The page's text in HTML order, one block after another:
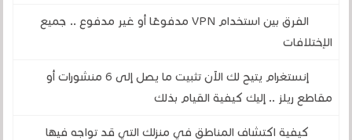
الفرق بين استخدام VPN مدفوعًا أو غير مدفوع .. جميع
الإختلافات
إنستغرام يتيح لك الآن تثبيت ما يصل إلى 6 منشورات أو
مقاطع ريلز .. إليك كيفية القيام بذلك
كيفية اكتشاف المناطق في منزلك التي قد تواجه فيها